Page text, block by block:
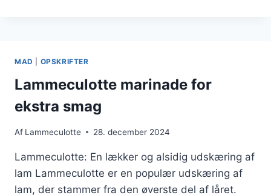
MAD OPSKRIFTER
Lammeculotte marinade for
ekstra smag
Af Lammeculotte 28. december 2024
Lammeculotte: En lækker og alsidig udskæring af
lam Lammeculotte er en populær udskæring af
lam, der stammer fra den øverste del af låret.